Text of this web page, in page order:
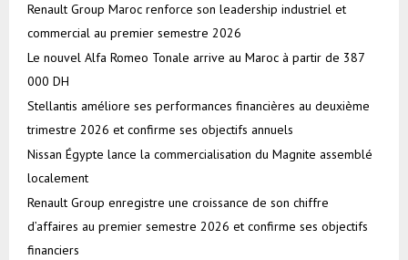
Renault Group Maroc renforce son leadership industriel et
commercial au premier semestre 2026
Le nouvel Alfa Romeo Tonale arrive au Maroc à partir de 387
000 DH
Stellantis améliore ses performances financières au deuxième
trimestre 2026 et confirme ses objectifs annuels
Nissan Égypte lance la commercialisation du Magnite assemblé
localement
Renault Group enregistre une croissance de son chiffre
d’affaires au premier semestre 2026 et confirme ses objectifs
financiers